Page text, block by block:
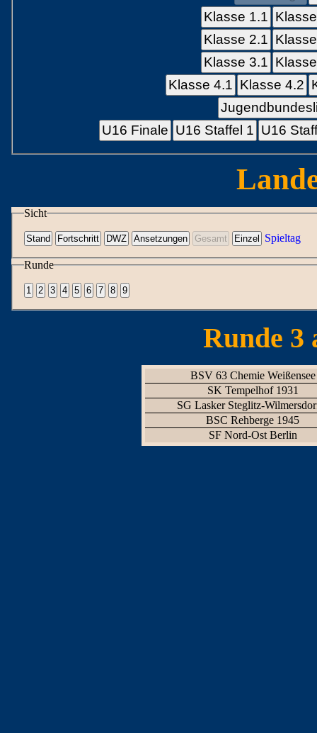
Klasse 1.1
Klasse 2.1
Klasse 3.1
Klasse 4.1 Klasse 4.2
U16 Finale U16 Staffel 1 U16
Sicht
Spieltag
Runde
Runde 3
BSV 63 Chemie Weißensee
SK Tempelhof 1931
SG Lasker Steglitz-
BSC Rehberge 1945
SF Nord-Ost Berlin